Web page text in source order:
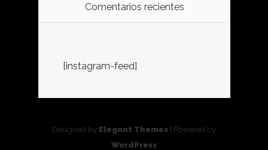
Comentarios recientes
[instagram-feed]
Designed by Elegant Themes | Powered by
WordPress